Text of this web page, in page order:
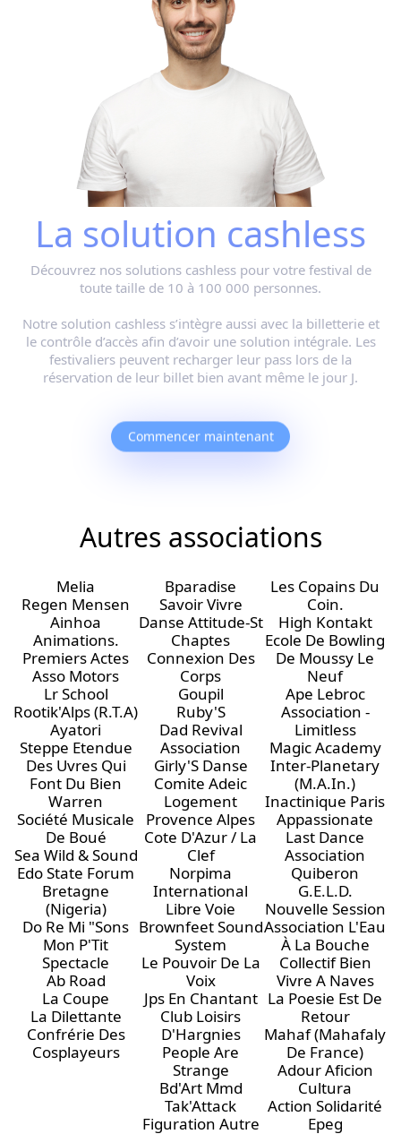
La solution cashless
Découvrez nos solutions cashless pour votre festival de
toute taille de 10 à 100 000 personnes.
Notre solution cashless s’intègre aussi avec la billetterie et
le contrôle d’accès afin d’avoir une solution intégrale. Les
festivaliers peuvent recharger leur pass lors de la
réservation de leur billet bien avant même le jour J.
Commencer maintenant
Autres associations
Melia
Regen Mensen
Ainhoa
Animations.
Premiers Actes
Asso Motors
Lr School
Rootik'Alps (R.T.A)
Ayatori
Steppe Etendue
Des Uvres Qui
Font Du Bien
Warren
Société Musicale
De Boué
Sea Wild & Sound
Edo State Forum
Bretagne
(Nigeria)
Do Re Mi "Sons
Mon P'Tit
Spectacle
Ab Road
La Coupe
La Dilettante
Confrérie Des
Cosplayeurs
Bparadise
Savoir Vivre
Danse Attitude-St
Chaptes
Connexion Des
Corps
Goupil
Ruby'S
Dad Revival
Association
Girly'S Danse
Comite Adeic
Logement
Provence Alpes
Cote D'Azur / La
Clef
Norpima
International
Libre Voie
Brownfeet Sound
System
Le Pouvoir De La
Voix
Jps En Chantant
Club Loisirs
D'Hargnies
People Are
Strange
Bd'Art Mmd
Tak'Attack
Figuration Autre
Les Copains Du
Coin.
High Kontakt
Ecole De Bowling
De Moussy Le
Neuf
Ape Lebroc
Association -
Limitless
Magic Academy
Inter-Planetary
(M.A.In.)
Inactinique Paris
Appassionate
Last Dance
Association
Quiberon
G.E.L.D.
Nouvelle Session
Association L'Eau
À La Bouche
Collectif Bien
Vivre A Naves
La Poesie Est De
Retour
Mahaf (Mahafaly
De France)
Adour Aficion
Cultura
Action Solidarité
Epeg